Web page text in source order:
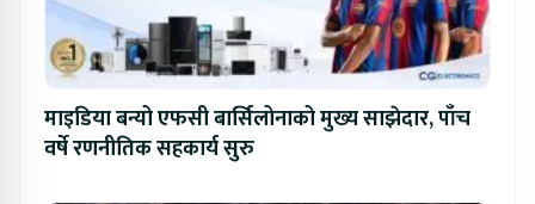
माइडिया बन्यो एफसी बार्सिलोनाको मुख्य साझेदार, पाँच
वर्षे रणनीतिक सहकार्य सुरु